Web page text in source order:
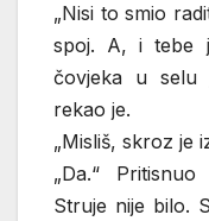
„Nisi to smio
spoj. A, i tebe
čovjeka u selu
rekao je.
„Misliš, skroz je
„Da.“
Struje nije bilo.